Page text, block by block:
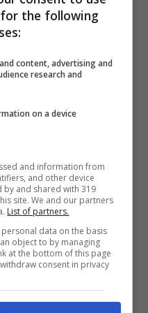
dei concorrenti si
degli
di
la sua
e di voler a
se questo
vantaggio un
dicendole
the following
content, advertising and
research and
on a device
and information from
and other device
by and shared with 319
site. We and our partners
List of partners.
data on the basis
object to by managing
at the bottom of this page
consent in privacy